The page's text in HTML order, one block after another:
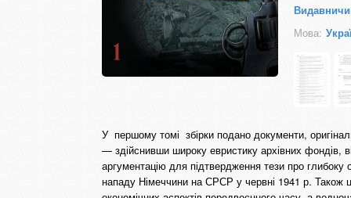
Мова:
У першому томі збірки подано документи,
— здійснивши широку евристику архівних фондів,
аргументацію для підтвердження тези про глибоку
нападу Німеччини на СРСР у червні 1941 р. Також